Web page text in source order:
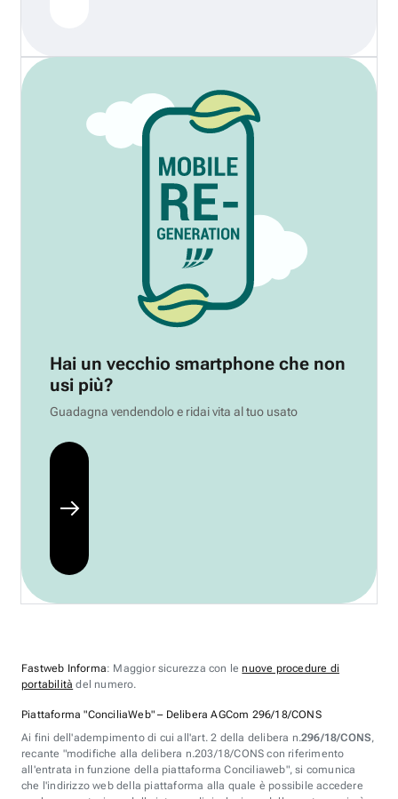
Hai un vecchio smartphone che non
usi più?
Guadagna vendendolo e ridai vita al tuo usato
Fastweb Informa: Maggior sicurezza con lenuove procedure di
portabilità del numero.
Piattaforma "ConciliaWeb" – Delibera AGCom 296/18/CONS
Ai fini dell'adempimento di cui all'art. 2 della delibera n.296/18/CONS,
recante "modifiche alla delibera n.203/18/CONS con riferimento
all'entrata in funzione della piattaforma Conciliaweb", si comunica
che l'indirizzo web della piattaforma alla quale è possibile accedere